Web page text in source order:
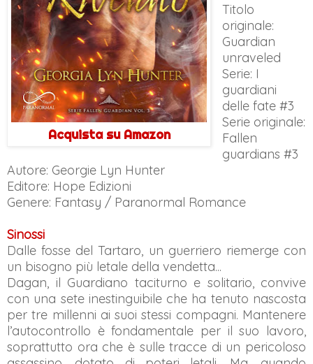
Acquista su Amazon
Titolo
originale:
Guardian
unraveled
Serie: I
guardiani
delle fate #3
Serie originale:
Fallen
guardians #3
Autore: Georgie Lyn Hunter
Editore: Hope Edizioni
Genere: Fantasy / Paranormal Romance
Sinossi
Dalle fosse del Tartaro, un guerriero riemerge con
un bisogno più letale della vendetta...
Dagan, il Guardiano taciturno e solitario, convive
con una sete inestinguibile che ha tenuto nascosta
per tre millenni ai suoi stessi compagni. Mantenere
l’autocontrollo è fondamentale per il suo lavoro,
soprattutto ora che è sulle tracce di un pericoloso